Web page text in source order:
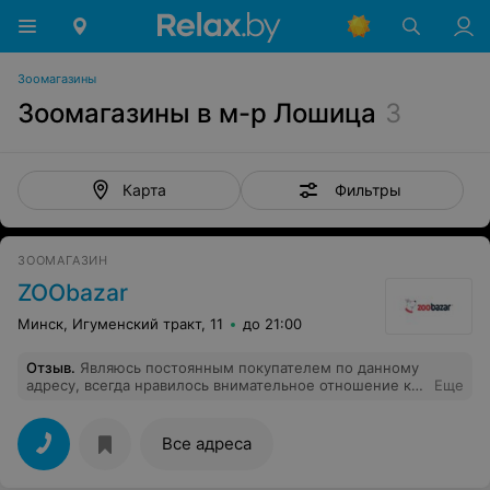
Зоомагазины
Зоомагазины в м-р Лошица 3
Карта Фильтры
ЗООМАГАЗИН
ZOObazar
Минск, Игуменский тракт, 11 до 21:00
Отзыв. Являюсь постоянным покупателем по данному
адресу, всегда нравилось внимательное отношение ко
случилось то, чего я не ожидала, помимо меня в
магазин зашли еще покупатели, начали говорить, мол
наш кот ничего не ест, и вместе с продавцом
обесценили те корма сухие, которые я покупала для
Еще
Все адреса